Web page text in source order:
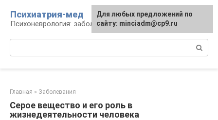
контенту
Психиатрия-мед
Психоневрология: заболевания и терапия
Главная » Заболевания
Серое вещество и его роль в
жизнедеятельности человека
Для любых предложений по
сайту: minciadm@cp9.ru